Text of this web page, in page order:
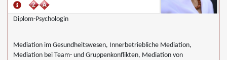
Diplom-Psychologin
Mediation im Gesundheitswesen, Innerbetriebliche Mediation,
Mediation bei Team- und Gruppenkonflikten, Mediation von